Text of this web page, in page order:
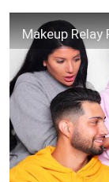
Makeup